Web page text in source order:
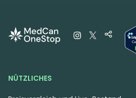
NÜTZLICHES